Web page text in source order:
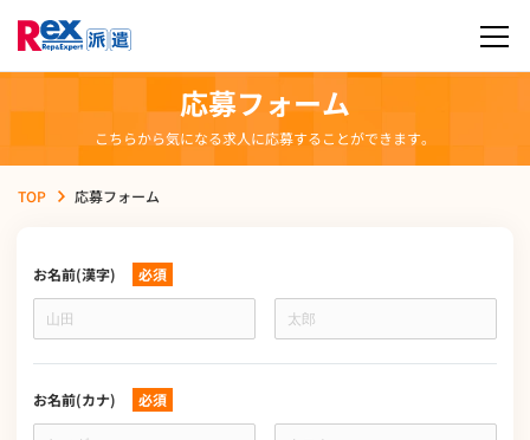
応募フォーム
こちらから気になる求人に応募することができます。
TOP 応募フォーム
お名前(漢字)
必須
お
前
(漢
お名前(カナ)
必須
お